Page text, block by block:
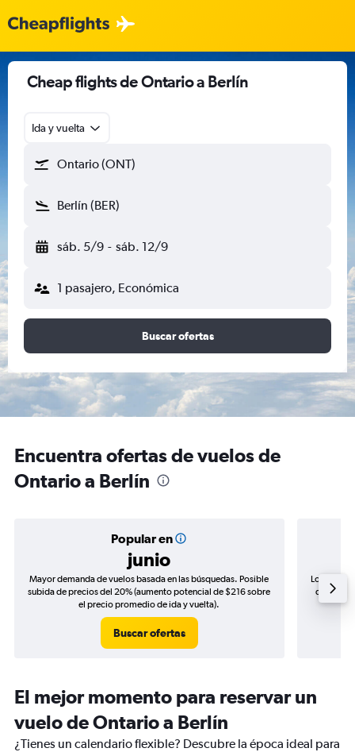
Cheap flights de Ontario a Berlín
Ida y vuelta
Ontario (ONT)
Berlín (BER)
sáb. 5/9 - sáb. 12/9
1 pasajero, Económica
Buscar ofertas
Encuentra ofertas de vuelos de
Ontario a Berlín
Popular en
junio
Mayor demanda de vuelos basada en las búsquedas. Posible
subida de precios del 20% (aumento potencial de $216 sobre
el precio promedio de ida y vuelta).
Buscar ofertas
Los
de
El mejor momento para reservar un
vuelo de Ontario a Berlín
¿Tienes un calendario flexible? Descubre la época ideal para